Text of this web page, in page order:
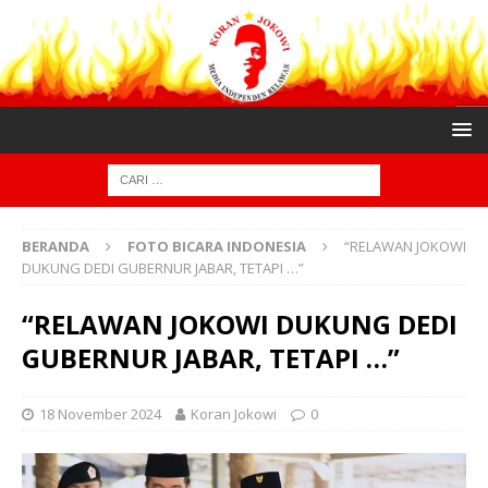
BERANDA FOTO BICARA INDONESIA
“RELAWAN JOKOWI
DUKUNG DEDI GUBERNUR JABAR, TETAPI …”
“RELAWAN JOKOWI DUKUNG DEDI
GUBERNUR JABAR, TETAPI …”
18 November 2024 Koran Jokowi 0